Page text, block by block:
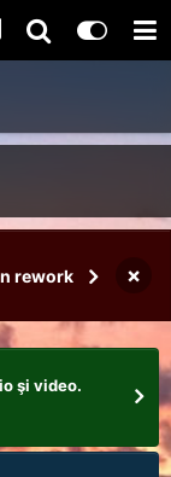
rework ×
şi video.